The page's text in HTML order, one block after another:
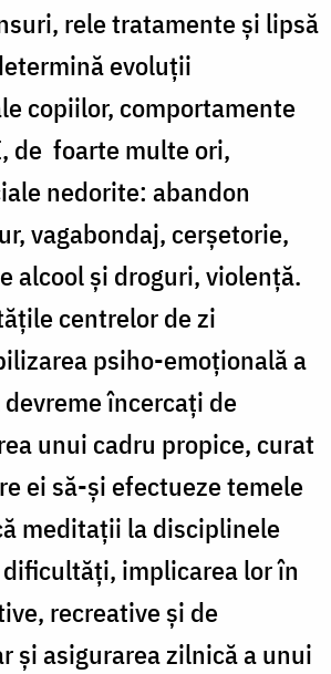
rele tratamente și lipsă
evoluții
copiilor, comportamente
de foarte multe ori,
nedorite: abandon
vagabondaj, cerșetorie,
alcool și droguri, violență.
centrelor de zi
psiho-emoțională a
încercați de
unui cadru propice, curat
ei să-și efectueze temele
meditații la disciplinele
dificultăți, implicarea lor în
recreative și de
și asigurarea zilnică a unui